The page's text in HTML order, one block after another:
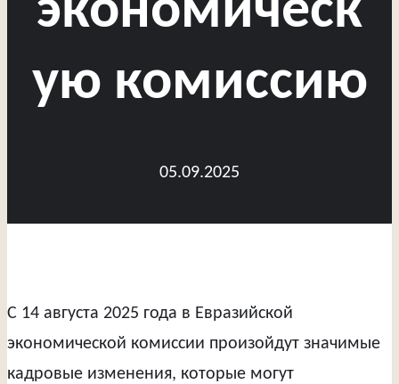
экономическ
ую комиссию
05.09.2025
С 14 августа 2025 года в Евразийской
экономической комиссии произойдут значимые
кадровые изменения, которые могут